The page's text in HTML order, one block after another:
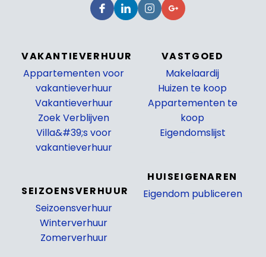
VAKANTIEVERHUUR
Appartementen voor
vakantieverhuur
Vakantieverhuur
Zoek Verblijven
Villa&#39;s voor
vakantieverhuur
SEIZOENSVERHUUR
Seizoensverhuur
Winterverhuur
Zomerverhuur
VASTGOED
Makelaardij
Huizen te koop
Appartementen te
koop
Eigendomslijst
HUISEIGENAREN
Eigendom publiceren